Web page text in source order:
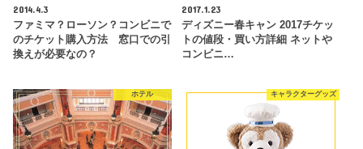
2014.4.3
ファミマ？ローソン？コンビニで
のチケット購入方法 窓口での引
換えが必要なの？
2017.1.23
ディズニー春キャン 2017チケッ
トの値段・買い方詳細 ネットや
コンビニ…
ホテル キャラクターグッズ